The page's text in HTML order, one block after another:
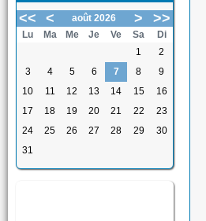
<< < août 2026 > >>
Lu Ma Me Je Ve Sa
Di
1
2
3
4 5 6 7 8
9
10
11 12 13 14 15
16
17
18 19 20 21 22
23
24
25 26 27 28 29
30
31